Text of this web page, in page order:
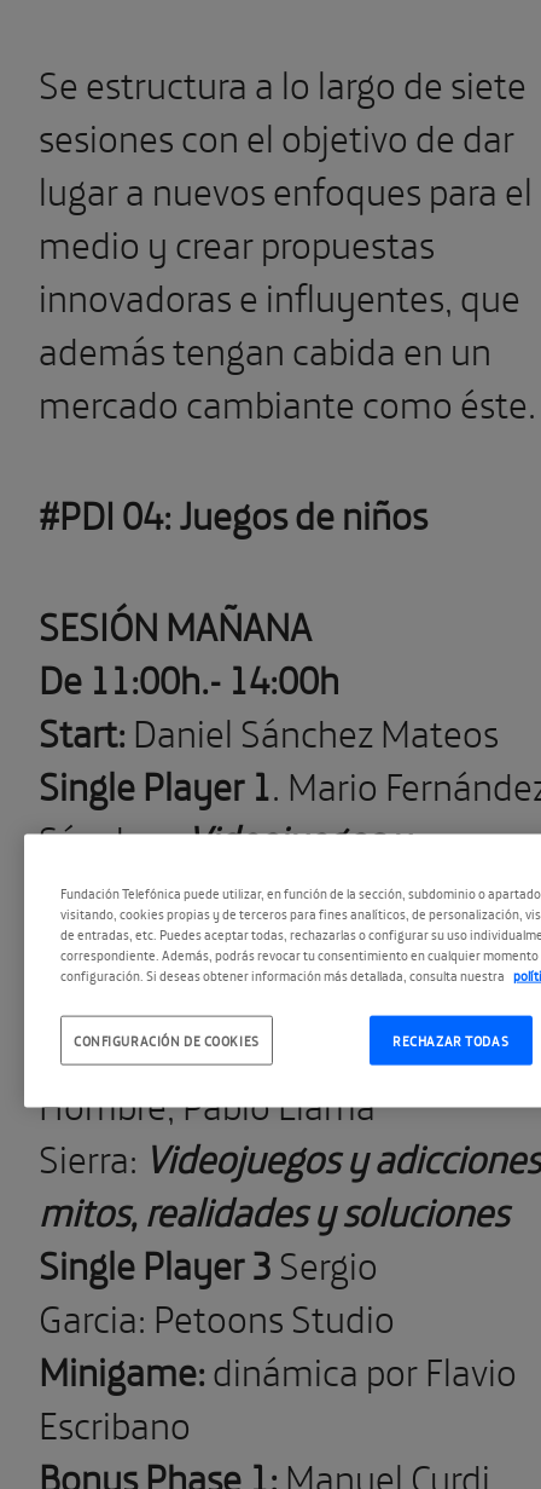
Se estructura a lo largo de siete
sesiones con el objetivo de dar
lugar a nuevos enfoques para el
medio y crear propuestas
innovadoras e influyentes, que
además tengan cabida en un
mercado cambiante como éste.
#PDI 04: Juegos de niños
SESIÓN MAÑANA
De 11:00h.- 14:00h
Start: Daniel Sánchez Mateos
Single Player 1. Mario
Sánchez:Videojuegos y
neurociencia, como la
experiencia del videojuego
afecta al cerebro
Single Player 2Proyecto
Hombre, Pablo Llama
Sierra: Videojuegos y
mitos, realidades y soluciones
Single Player 3Sergio
Garcia: Petoons Studio
Minigame:dinámica por Flavio
Escribano
Bonus Phase 1: Manuel Curdi
Fundación Telefónica puede utilizar, en función de la sección, subdominio o
visitando, cookies propias y de terceros para fines analíticos, de personalización,
de entradas, etc. Puedes aceptar todas, rechazarlas o configurar su uso
correspondiente. Además, podrás revocar tu consentimiento en cualquier momento
configuración. Si deseas obtener información más detallada, consulta nuestra
RECHAZAR TODAS
CONFIGURACIÓN DE COOKIES